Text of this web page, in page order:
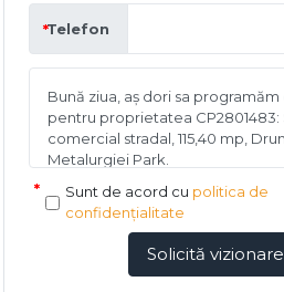
Telefon
Sunt de acord cu politica de
confidențialitate
Solicită vizionare